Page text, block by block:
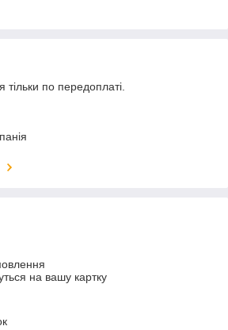
тільки по передоплаті.
на вашу картку